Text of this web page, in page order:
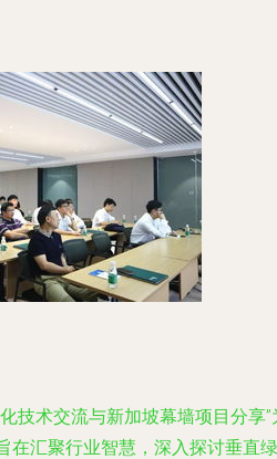
技术交流与新加坡幕墙项目分享”
在汇聚行业智慧，深入探讨垂直绿